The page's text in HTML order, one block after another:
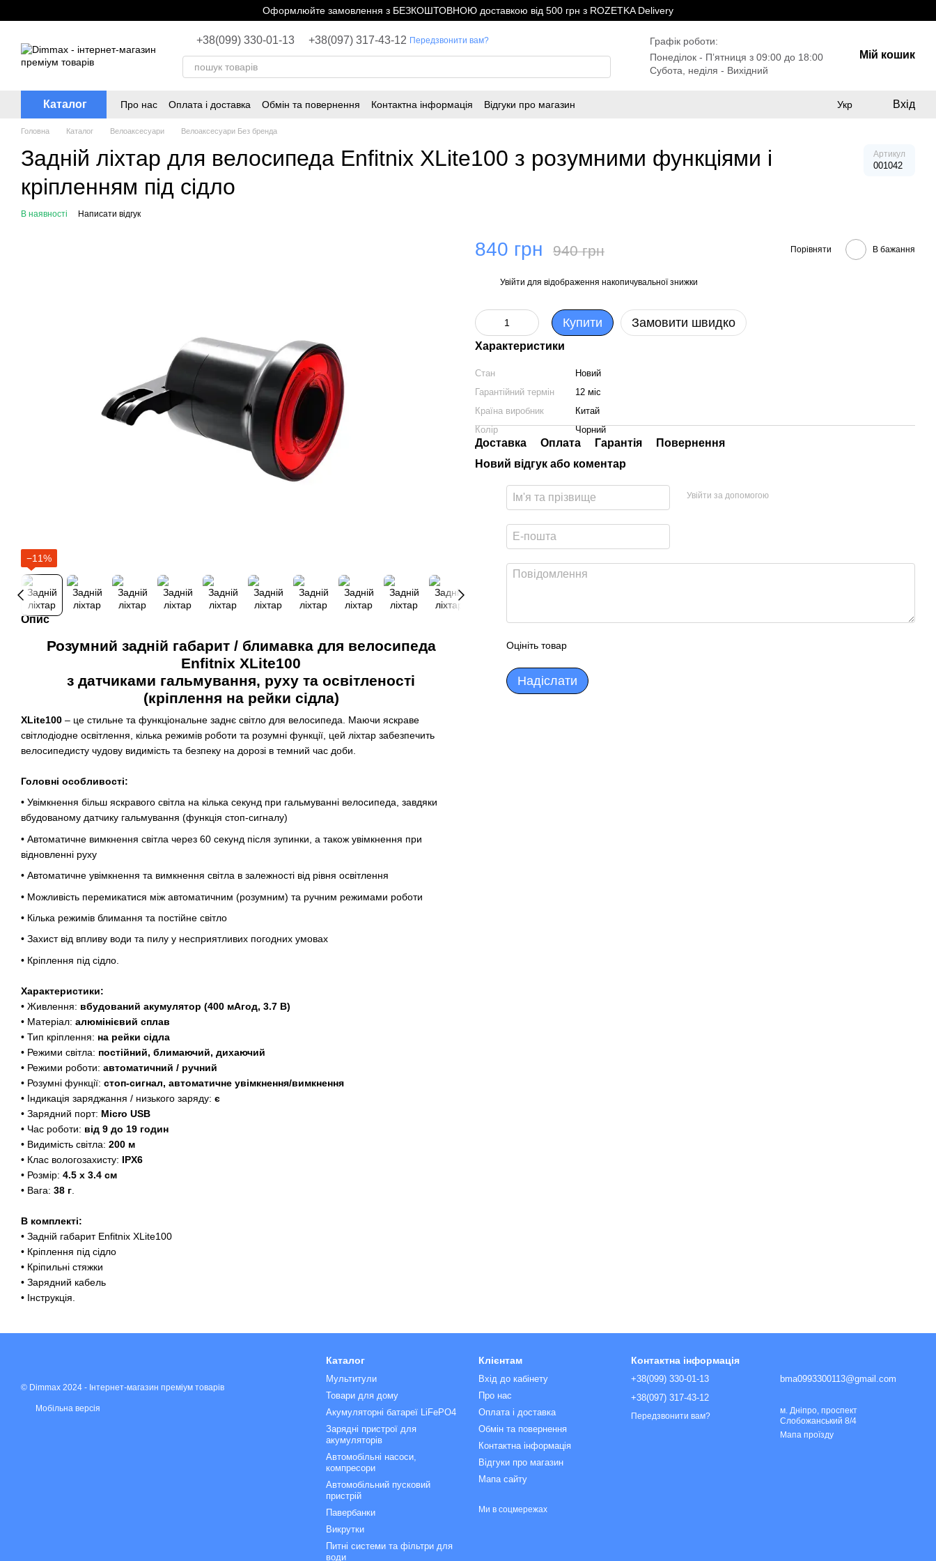
Оформлюйте замовлення з БЕЗКОШТОВНОЮ доставкою від 500 грн з ROZETKA Delivery
+38(099) 330-01-13 +38(097) 317-43-12 Передзвонити вам?
Графік роботи:
Понеділок - Пʼятниця з 09:00 до 18:00
Субота, неділя - Вихідний
Мій кошик
Каталог Про нас Оплата і доставка Обмін та повернення Контактна інформація Відгуки про магазин Укр Вхід
Головна Каталог Велоаксесуари Велоаксесуари Без бренда
Задній ліхтар для велосипеда Enfitnix XLite100 з розумними функціями і
кріпленням під сідло
Артикул
001042
В наявності Написати відгук
−11%
Опис
Розумний задній габарит / блимавка для велосипеда
Enfitnix XLite100
з датчиками гальмування, руху та освітленості
(кріплення на рейки сідла)
XLite100 – це стильне та функціональне заднє світло для велосипеда. Маючи яскраве
світлодіодне освітлення, кілька режимів роботи та розумні функції, цей ліхтар забезпечить
велосипедисту чудову видимість та безпеку на дорозі в темний час доби.
Головні особливості:
• Увімкнення більш яскравого світла на кілька секунд при гальмуванні велосипеда, завдяки
вбудованому датчику гальмування (функція стоп-сигналу)
• Автоматичне вимкнення світла через 60 секунд після зупинки, а також увімкнення при
відновленні руху
• Автоматичне увімкнення та вимкнення світла в залежності від рівня освітлення
• Можливість перемикатися між автоматичним (розумним) та ручним режимами роботи
• Кілька режимів блимання та постійне світло
• Захист від впливу води та пилу у несприятливих погодних умовах
• Кріплення під сідло.
Характеристики:
• Живлення: вбудований акумулятор (400 мАгод, 3.7 В)
• Матеріал: алюмінієвий сплав
• Тип кріплення: на рейки сідла
• Режими світла: постійний, блимаючий, дихаючий
• Режими роботи: автоматичний / ручний
• Розумні функції: стоп-сигнал, автоматичне увімкнення/вимкнення
• Індикація заряджання / низького заряду: є
• Зарядний порт: Micro USB
• Час роботи: від 9 до 19 годин
• Видимість світла: 200 м
• Клас вологозахисту: IPХ6
• Розмір: 4.5 х 3.4 см
• Вага: 38 г
В комплекті:
• Задній габарит Enfitnix XLite100
• Кріплення під сідло
• Кріпильні стяжки
• Зарядний кабель
• Інструкція.
840 грн 940 грн Порівняти В бажання
Увійти для відображення накопичувальної знижки
Купити Замовити швидко
Характеристики
Стан
Новий
Гарантійний термін
12 міс
Країна виробник
Китай
Колір
Чорний
Доставка Оплата Гарантія
Повернення
Новий відгук або коментар
Увійти за допомогою
Оцініть товар
Надіслати
© Dimmax 2024 - Інтернет-магазин преміум товарів
Мобільна версія
Каталог
Мультитули
Товари для дому
Акумуляторні батареї LiFePO4
Зарядні пристрої для
акумуляторів
Автомобільні насоси,
компресори
Автомобільний пусковий
пристрій
Павербанки
Викрутки
Питні системи та фільтри для
води
Клієнтам
Вхід до кабінету
Про нас
Оплата і доставка
Обмін та повернення
Контактна інформація
Відгуки про магазин
Мапа сайту
Ми в соцмережах
Контактна інформація
+38(099) 330-01-13
+38(097) 317-43-12
Передзвонити вам?
bma0993300113@gmail.com
м. Дніпро, проспект
Слобожанський 8/4
Мапа проїзду